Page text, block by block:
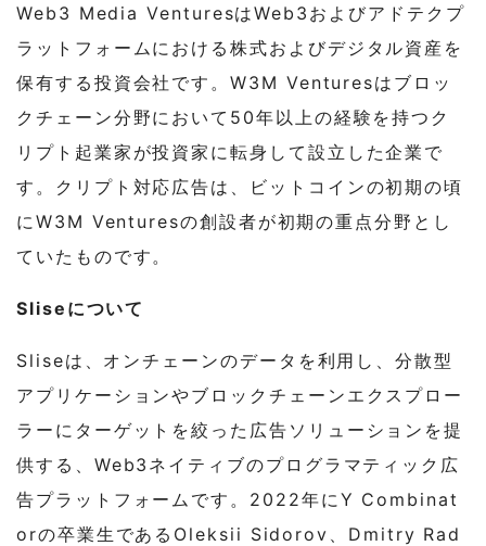
Web3 Media VenturesはWeb3およびアドテクプ
ラットフォームにおける株式およびデジタル資産を
保有する投資会社です。W3M Venturesはブロッ
クチェーン分野において50年以上の経験を持つク
リプト起業家が投資家に転身して設立した企業で
す。クリプト対応広告は、ビットコインの初期の頃
にW3M Venturesの創設者が初期の重点分野とし
ていたものです。
Sliseについて
Sliseは、オンチェーンのデータを利用し、分散型
アプリケーションやブロックチェーンエクスプロー
ラーにターゲットを絞った広告ソリューションを提
供する、Web3ネイティブのプログラマティック広
告プラットフォームです。2022年にY Combinat
orの卒業生であるOleksii Sidorov、Dmitry Rad